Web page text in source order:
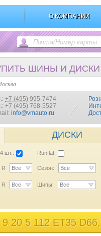
О КОМПАНИИ
ШИНЫ И ДИСКИ
+7 (495) 995-7474
+7 (495) 768-5527
info@vmauto.ru
ДИСКИ
шт.: Runflat:
R Все Сезон: Все
R Все Шипы: Все
20 5 112 ET35